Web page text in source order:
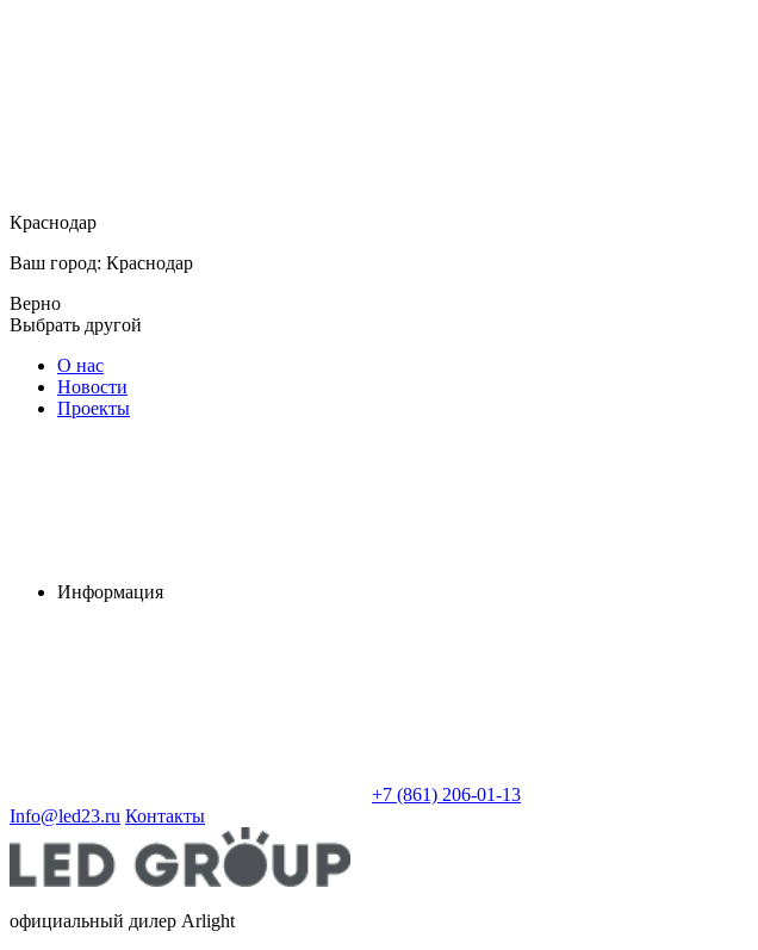
Краснодар
Ваш город: Краснодар
Верно
Выбрать другой
О нас
Новости
Проекты
Информация
+7 (861) 206-01-13
Info@led23.ru Контакты
официальный дилер Arlight